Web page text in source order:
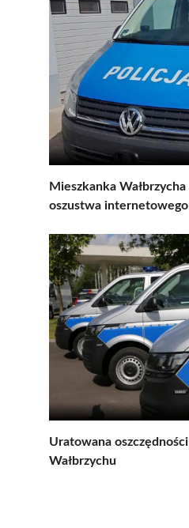
Mieszkanka
oszustwa internetowego
Uratowana
Wałbrzychu